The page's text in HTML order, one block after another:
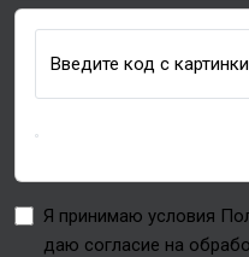
Введите код с картинки
Я принимаю условия
даю согласие на